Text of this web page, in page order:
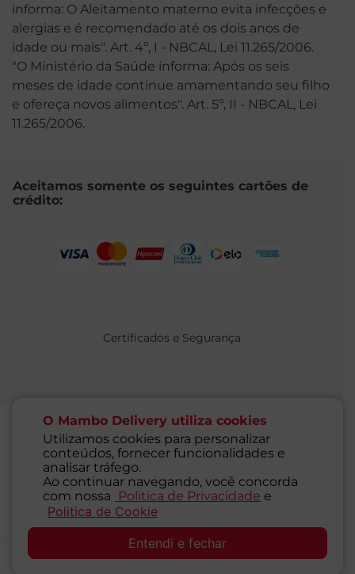
O Mambo Delivery utiliza cookies
Utilizamos cookies para personalizar
conteúdos, fornecer funcionalidades e
analisar tráfego.
Ao continuar navegando, você concorda
com nossa
Politica de Privacidade e
Politica de Cookie
Entendi e fechar
informa: O Aleitamento materno evita infecções e
alergias e é recomendado até os dois anos de
idade ou mais". Art. 4º, I - NBCAL, Lei 11.265/2006.
"O Ministério da Saúde informa: Após os seis
meses de idade continue amamentando seu filho
e ofereça novos alimentos". Art. 5º, II - NBCAL, Lei
11.265/2006.
Aceitamos somente os seguintes cartões de
crédito:
Certificados e Segurança
@ 2021 MAMBO - TODOS OS DIREITOS RESERVADOS
Supermercados Mambo Ltda.
CNPJ: 71.676.316/0001-46 - Inscrição Estadual: 116.827.781.117
Endereço: Rua Guaipá, 255 - Vila Leopoldina - São Paulo - SP -